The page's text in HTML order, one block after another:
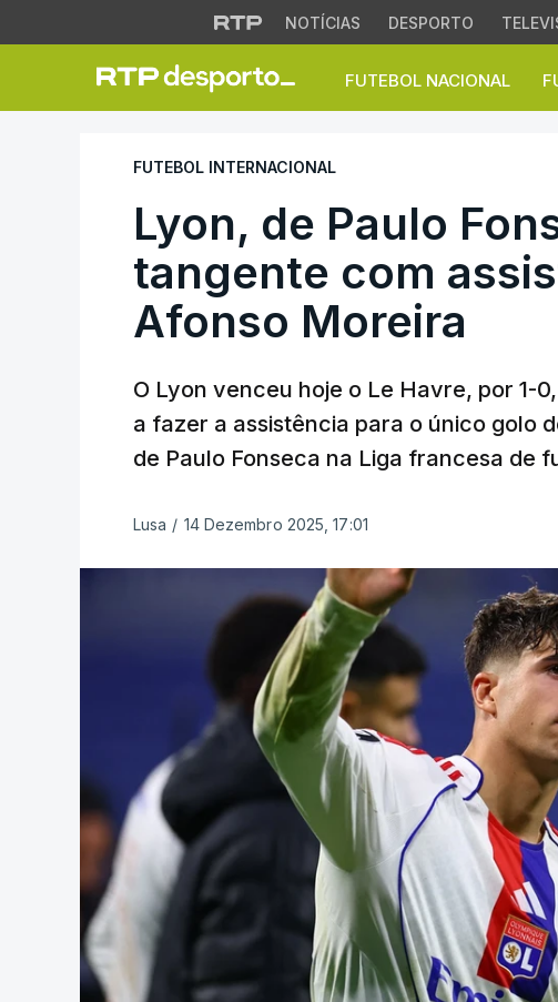
NOTÍCIAS DESPORTO
FUTEBOL NACIONAL
Lyon, de Paulo
FUTEBOL INTERNACIONAL
Lyon, de Paulo
tangente com
Afonso Moreira
O Lyon venceu hoje o Le Havre, por 1-
a fazer a assistência para o único golo
de Paulo Fonseca na Liga francesa de
Lusa / 14 Dezembro 2025, 17:01